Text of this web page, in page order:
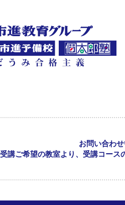
お問い合わ
受講ご希望の教室より、受講コース